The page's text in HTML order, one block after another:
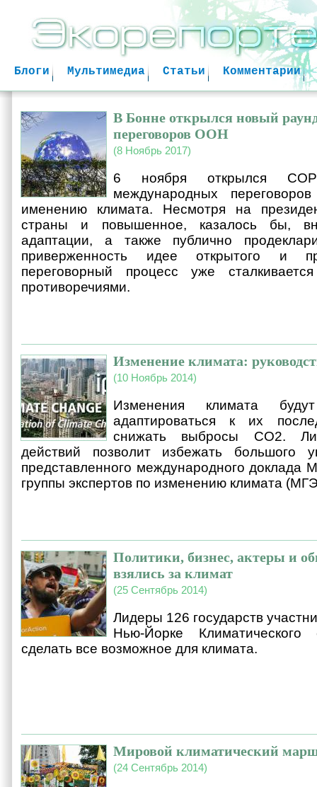
Комментарии
Статьи
Мультимедиа
Блоги
В Бонне открылся новый
переговоров ООН
(8 Ноябрь 2017)
6 ноября открылся
международных
именению климата. Несмотря на
страны и повышенное, казалось бы,
адаптации, а также публично
приверженность идее открытого и
переговорный процесс уже
противоречиями.
Изменение климата:
(10 Ноябрь 2014)
Изменения климата
адаптироваться к их
снижать выбросы CO2.
действий позволит избежать большого
представленного международного доклада
группы экспертов по изменению климата
Политики, бизнес, актеры и
взялись за климат
(25 Сентябрь 2014)
Лидеры 126 государств
Нью-Йорке
сделать все возможное для климата.
Мировой климатический
(24 Сентябрь 2014)